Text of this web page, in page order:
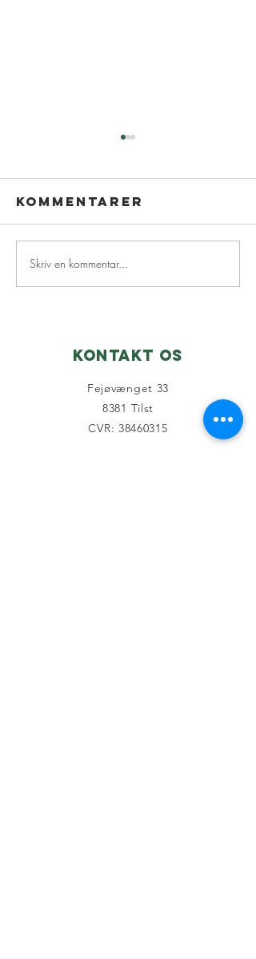
Nyhedsbrev
juni☀️
Kommentarer
Skriv en kommentar...
Kontakt os
Fejøvænget 33
8381 Tilst
CVR: 38460315